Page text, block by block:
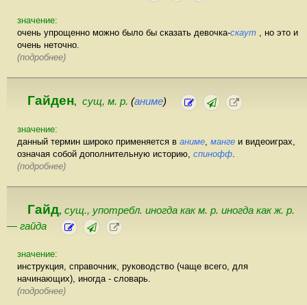
значение:
очень упрощенно можно было бы сказать девочка-скаут , но это и
очень неточно.
(подробнее)
Гайден, сущ, м. р. (аниме)
значение:
данный термин широко применяется в аниме манге и видеоиграх,
означая собой дополнительную историю, спинофф
(подробнее)
Гайд, сущ., употребл. иногда как м. р. иногда как ж. р.
— гайда
значение:
инструкция, справочник, руководство (чаще всего, для
начинающих), иногда - словарь.
(подробнее)